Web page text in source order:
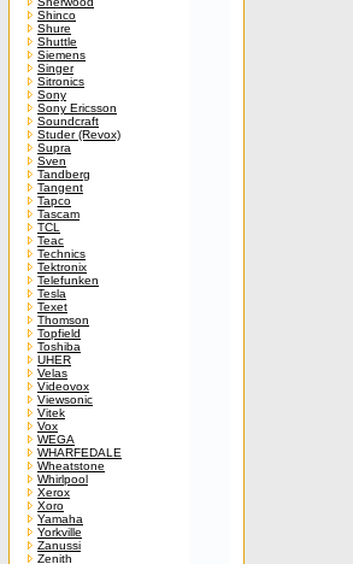
Shinco
Shure
Shuttle
Siemens
Singer
Sitronics
Sony
Sony Ericsson
Soundcraft
Studer (Revox)
Supra
Sven
Tandberg
Tangent
Tapco
Tascam
TCL
Teac
Technics
Tektronix
Telefunken
Tesla
Texet
Thomson
Topfield
Toshiba
UHER
Velas
Videovox
Viewsonic
Vitek
Vox
WEGA
WHARFEDALE
Wheatstone
Whirlpool
Xerox
Xoro
Yamaha
Yorkville
Zanussi
Zenith